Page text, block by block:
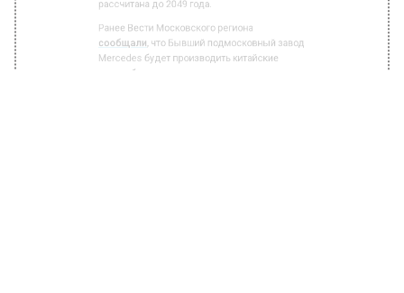
миллионов жителей Подмосковья создана
более комфортная среда проживания.
Программа реализуется с 2014 года и